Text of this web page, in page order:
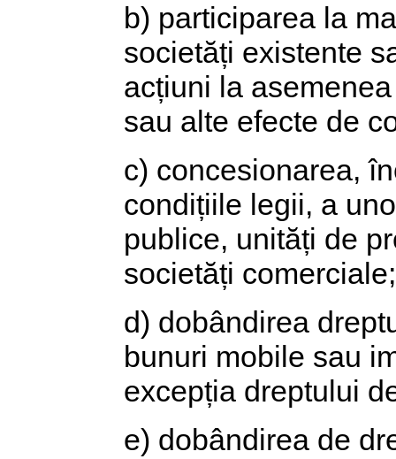
b) participarea la
societăți existente
acțiuni la
sau alte efecte de
c) concesionarea,
condițiile legii, a
publice, unități de
societăți comerciale;
d) dobândirea
bunuri mobile sau
excepția dreptului
e) dobândirea de